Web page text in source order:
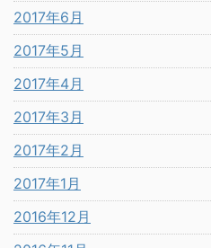
2017年6月
2017年5月
2017年4月
2017年3月
2017年2月
2017年1月
2016年12月